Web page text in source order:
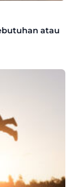
atau